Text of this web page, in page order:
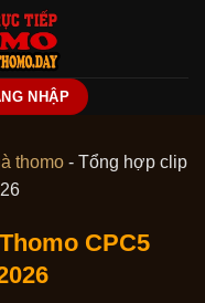
NHẬP
thomo - Tổng hợp clip
CPC5